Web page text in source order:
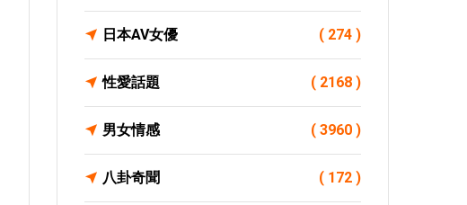
日本AV女優 ( 274 )
性愛話題 ( 2168 )
男女情感 ( 3960 )
八卦奇聞 ( 172 )